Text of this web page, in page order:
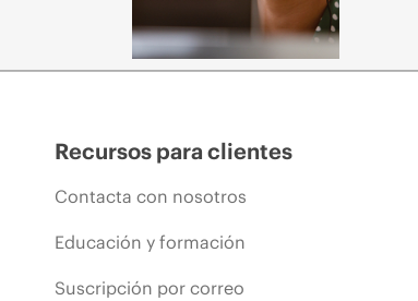
Recursos para clientes
Contacta con nosotros
Educación y formación
Suscripción por correo